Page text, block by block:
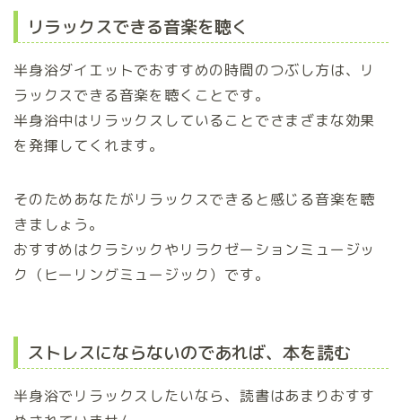
リラックスできる音楽を聴く
半身浴ダイエットでおすすめの時間のつぶし方は、リ
ラックスできる音楽を聴くことです。
半身浴中はリラックスしていることでさまざまな効果
を発揮してくれます。
そのためあなたがリラックスできると感じる音楽を聴
きましょう。
おすすめはクラシックやリラクゼーションミュージッ
ク（ヒーリングミュージック）です。
ストレスにならないのであれば、本を読む
半身浴でリラックスしたいなら、読書はあまりおすす